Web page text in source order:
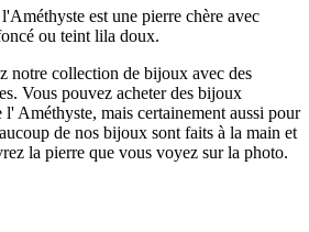
est une pierre chère avec
ou teint lila doux.
notre collection de bijoux avec des
Vous pouvez acheter des bijoux
Améthyste, mais certainement aussi pour
de nos bijoux sont faits à la main et
la pierre que vous voyez sur la photo.